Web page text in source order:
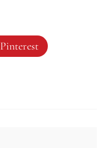
Pinterest